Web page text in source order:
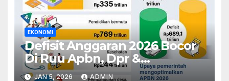
EKONOMI
Defisit Anggaran 2026 Bocor
Di Ruu Apbn, Dpr &
Pemerintah Adu Argumen
JAN 5, 2026 ADMIN